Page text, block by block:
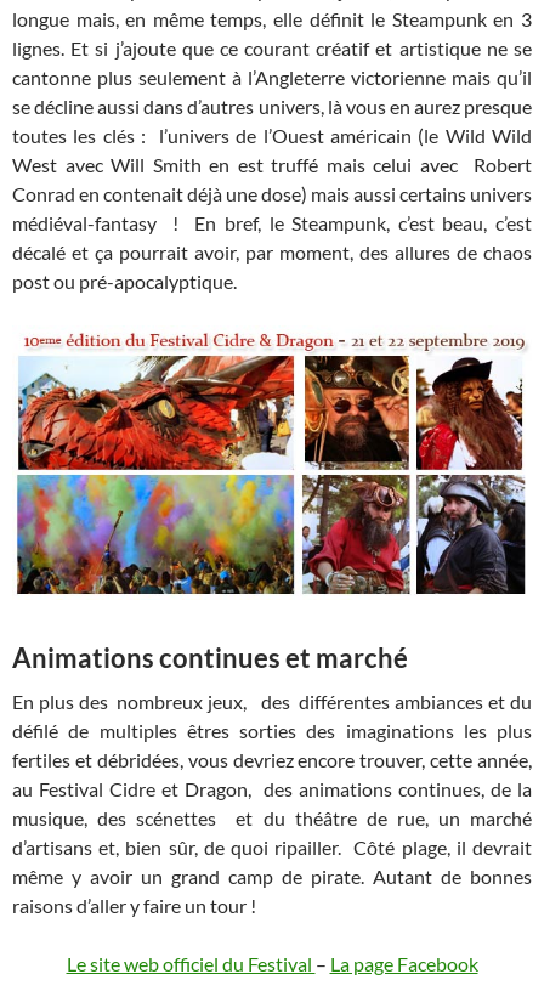
longue mais, en même temps, elle définit le Steampunk en 3
lignes. Et si j’ajoute que ce courant créatif et artistique ne se
cantonne plus seulement à l’Angleterre victorienne mais qu’il
se décline aussi dans d’autres univers, là vous en aurez presque
toutes les clés : l’univers de l’Ouest américain (le Wild Wild
West avec Will Smith en est truffé mais celui avec Robert
Conrad en contenait déjà une dose) mais aussi certains univers
médiéval-fantasy ! En bref, le Steampunk, c’est beau, c’est
décalé et ça pourrait avoir, par moment, des allures de chaos
post ou pré-apocalyptique.
Animations continues et marché
En plus des nombreux jeux, des différentes ambiances et du
défilé de multiples êtres sorties des imaginations les plus
fertiles et débridées, vous devriez encore trouver, cette année,
au Festival Cidre et Dragon, des animations continues, de la
musique, des scénettes et du théâtre de rue, un marché
d’artisans et, bien sûr, de quoi ripailler. Côté plage, il devrait
même y avoir un grand camp de pirate. Autant de bonnes
raisons d’aller y faire un tour !
Le site web officiel du Festival – La page Facebook